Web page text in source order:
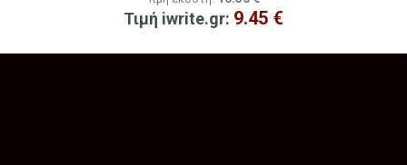
Τιμή iwrite.gr: 9.45 €